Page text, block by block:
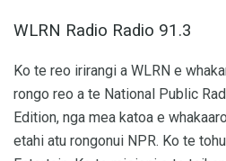
WLRN Radio Radio 91.3
Ko te reo irirangi a WLRN e
rongo reo a te National Public
Edition, nga mea katoa e
etahi atu rongonui NPR. Ko te